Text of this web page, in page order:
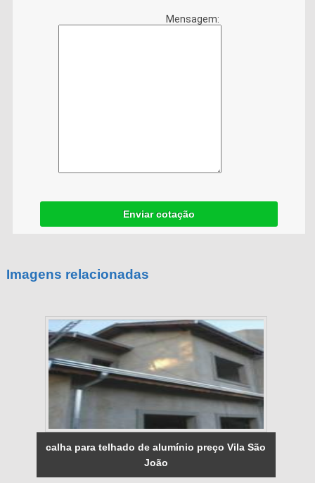
Mensagem:
Enviar cotação
Imagens relacionadas
calha para telhado de alumínio preço Vila São
João